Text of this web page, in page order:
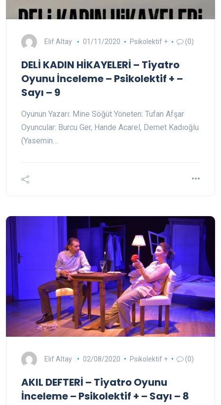
Elif Altay 01/11/2020 Psikolektif + (0)
DELİ KADIN HİKAYELERİ – Tiyatro
Oyunu İnceleme – Psikolektif + –
Sayı – 9
Oyunun Yazarı: Mine Söğüt Yöneten: Tufan Afşar
Oyuncular: Burcu Ger, Hande Acarel, Demet Kadıoğlu
(Yasemin…
Elif Altay 02/08/2020 Psikolektif + (0)
AKIL DEFTERİ – Tiyatro Oyunu
İnceleme – Psikolektif + – Sayı – 8